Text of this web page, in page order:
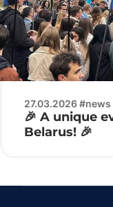
27.03.2026 #news
🎉 A unique
Belarus! 🎉